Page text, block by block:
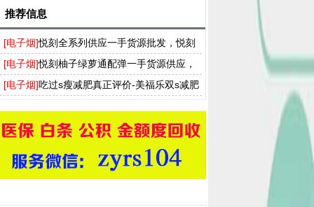
荐信息
[电子烟]悦刻全系列供应一手货源批发，悦刻
买烟弹送烟杆厂家拿货渠道
[电子烟]悦刻柚子绿萝通配弹一手货源供应，
T盒飞雾奶茶杯实体店批发渠道
[电子烟]吃过s瘦减肥真正评价-美福乐双s减肥